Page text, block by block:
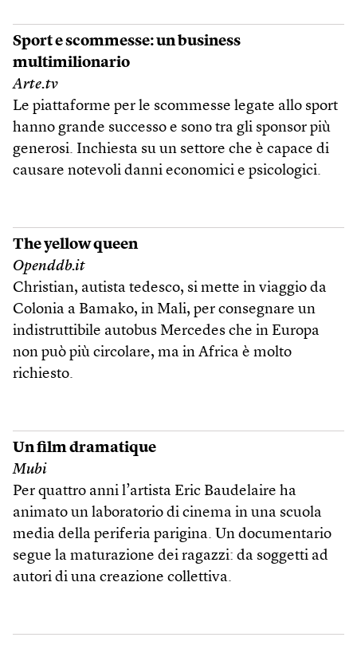
Sport e scommesse: un business
multimilionario
Arte.tv
Le piattaforme per le scommesse legate allo sport
hanno grande successo e sono tra gli sponsor più
generosi. Inchiesta su un settore che è capace di
causare notevoli danni economici e psicologici.
The yellow queen
Openddb.it
Christian, autista tedesco, si mette in viaggio da
Colonia a Bamako, in Mali, per consegnare un
indistruttibile autobus Mercedes che in Europa
non può più circolare, ma in Africa è molto
richiesto.
Un film dramatique
Mubi
Per quattro anni l’artista Eric Baudelaire ha
animato un laboratorio di cinema in una scuola
media della periferia parigina. Un documentario
segue la maturazione dei ragazzi: da soggetti ad
autori di una creazione collettiva.